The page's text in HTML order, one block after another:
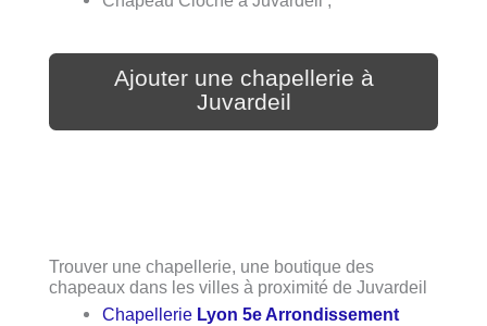
Ajouter une chapellerie à
Juvardeil
Trouver une chapellerie, une boutique des
chapeaux dans les villes à proximité de Juvardeil
Chapellerie Lyon 5e Arrondissement